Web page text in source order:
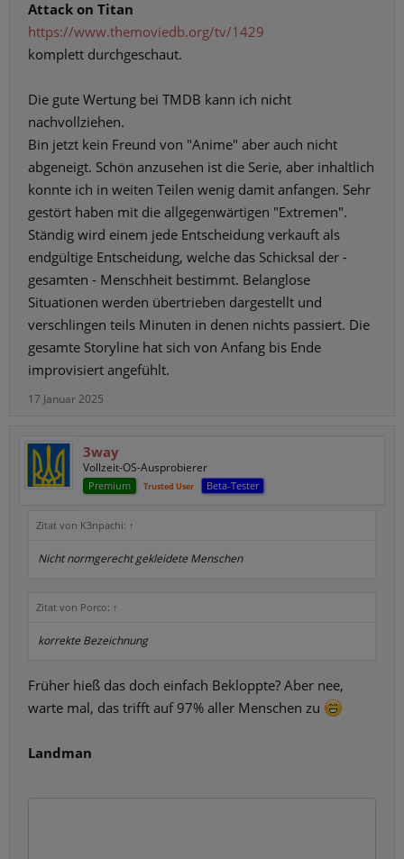
Attack on Titan
https://www.themoviedb.org/tv/1429
komplett durchgeschaut.
Die gute Wertung bei TMDB kann ich nicht
nachvollziehen.
Bin jetzt kein Freund von "Anime" aber auch nicht
abgeneigt. Schön anzusehen ist die Serie, aber inhaltlich
konnte ich in weiten Teilen wenig damit anfangen. Sehr
gestört haben mit die allgegenwärtigen "Extremen".
Ständig wird einem jede Entscheidung verkauft als
endgültige Entscheidung, welche das Schicksal der -
gesamten - Menschheit bestimmt. Belanglose
Situationen werden übertrieben dargestellt und
verschlingen teils Minuten in denen nichts passiert. Die
gesamte Storyline hat sich von Anfang bis Ende
improvisiert angefühlt.
17 Januar 2025
3way
Vollzeit-OS-Ausprobierer
Premium Trusted User Beta-Tester
Zitat von K3npachi: ↑
Nicht normgerecht gekleidete Menschen
Zitat von Porco: ↑
korrekte Bezeichnung
Früher hieß das doch einfach Bekloppte? Aber nee,
warte mal, das trifft auf 97% aller Menschen zu
Landman